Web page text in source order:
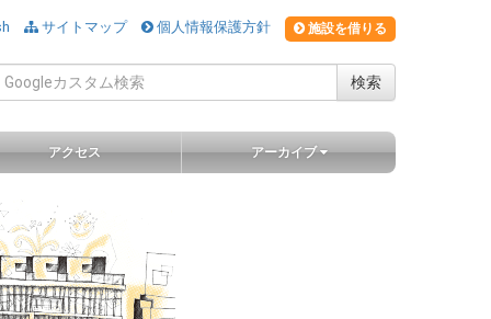
サイトマップ 個人情報保護方針 施設を借りる
検索
アクセス アーカイブ